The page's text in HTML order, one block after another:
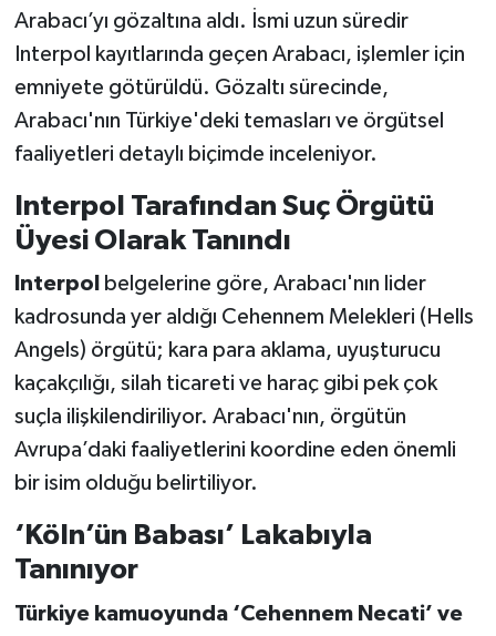
Arabacı’yı gözaltına aldı. İsmi uzun süredir
Interpol kayıtlarında geçen Arabacı, işlemler için
emniyete götürüldü. Gözaltı sürecinde,
Arabacı'nın Türkiye'deki temasları ve örgütsel
faaliyetleri detaylı biçimde inceleniyor.
Interpol Tarafından Suç Örgütü
Üyesi Olarak Tanındı
Interpol
belgelerine göre, Arabacı'nın lider
kadrosunda yer aldığı Cehennem Melekleri (Hells
Angels) örgütü; kara para aklama, uyuşturucu
kaçakçılığı, silah ticareti ve haraç gibi pek çok
suçla ilişkilendiriliyor. Arabacı'nın, örgütün
Avrupa’daki faaliyetlerini koordine eden önemli
bir isim olduğu belirtiliyor.
‘Köln’ün Babası’ Lakabıyla
Tanınıyor
Türkiye kamuoyunda ‘Cehennem Necati’ ve